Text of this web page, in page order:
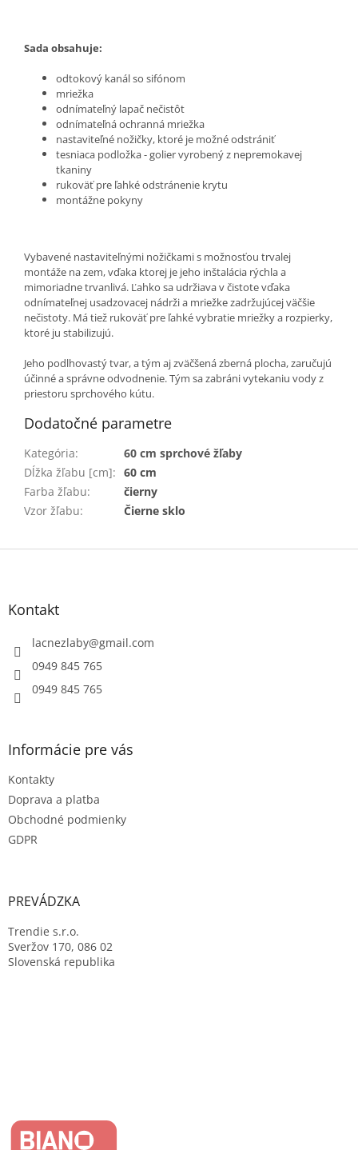
Sada obsahuje:
odtokový kanál so sifónom
mriežka
odnímateľný lapač nečistôt
odnímateľná ochranná mriežka
nastaviteľné nožičky, ktoré je možné odstrániť
tesniaca podložka - golier vyrobený z nepremokavej
tkaniny
rukoväť pre ľahké odstránenie krytu
montážne pokyny
Vybavené nastaviteľnými nožičkami s možnosťou trvalej
montáže na zem, vďaka ktorej je jeho inštalácia rýchla a
mimoriadne trvanlivá. Ľahko sa udržiava v čistote vďaka
odnímateľnej usadzovacej nádrži a mriežke zadržujúcej väčšie
nečistoty. Má tiež rukoväť pre ľahké vybratie mriežky a rozpierky,
ktoré ju stabilizujú.
Jeho podlhovastý tvar, a tým aj zväčšená zberná plocha, zaručujú
účinné a správne odvodnenie. Tým sa zabráni vytekaniu vody z
priestoru sprchového kútu.
Dodatočné parametre
Kategória:
60 cm sprchové žľaby
Dĺžka žľabu [cm]: 60 cm
Farba žľabu:
čierny
Vzor žľabu: Čierne sklo
Z
Kontakt
lacnezlaby@gmail.com
0949 845 765
0949 845 765
Informácie pre vás
Kontakty
Doprava a platba
Obchodné podmienky
GDPR
PREVÁDZKA
Trendie s.r.o.
Sveržov 170, 086 02
Slovenská republika